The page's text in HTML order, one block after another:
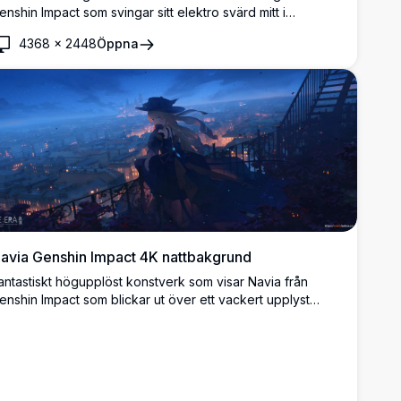
Impact som svingar sitt elektro svärd mitt i
stil illustration perfekt för skrivbordsbakgrunder med
lila och rosa färgpalett som skapar en episk
atmosfär.
4368 × 2448Öppna
Genshin Impact 4K nattbakgrund
högupplöst konstverk som visar Navia från
Impact som blickar ut över ett vackert upplyst